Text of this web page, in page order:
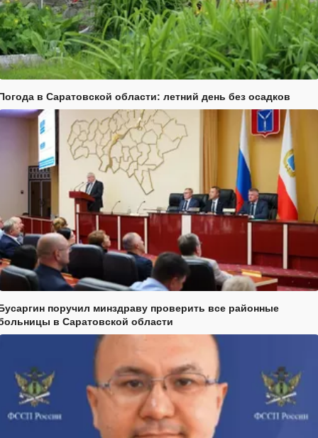
в Саратовской области: летний день без осадков
поручил минздраву проверить все районные
в Саратовской области